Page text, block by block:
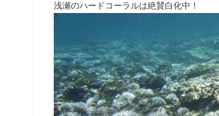
浅瀬のハードコーラルは絶賛白化中！